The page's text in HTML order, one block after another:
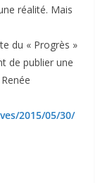
réalité. Mais
du « Progrès »
de publier une
2015/05/30/